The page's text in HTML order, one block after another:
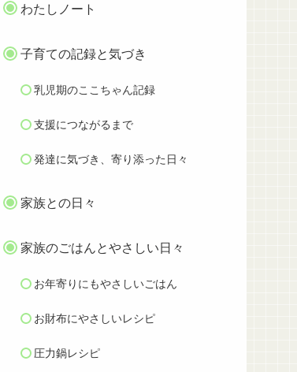
わたしノート
子育ての記録と気づき
乳児期のここちゃん記録
支援につながるまで
発達に気づき、寄り添った日々
家族との日々
家族のごはんとやさしい日々
お年寄りにもやさしいごはん
お財布にやさしいレシピ
圧力鍋レシピ